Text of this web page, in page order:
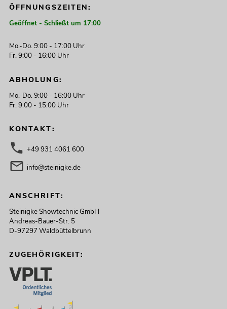
ÖFFNUNGSZEITEN:
Geöffnet - Schließt um 17:00
Mo.-Do. 9:00 - 17:00 Uhr
Fr. 9:00 - 16:00 Uhr
ABHOLUNG:
Mo.-Do. 9:00 - 16:00 Uhr
Fr. 9:00 - 15:00 Uhr
KONTAKT:
+49 931 4061 600
info@steinigke.de
ANSCHRIFT:
Steinigke Showtechnic GmbH
Andreas-Bauer-Str. 5
D-97297 Waldbüttelbrunn
ZUGEHÖRIGKEIT: